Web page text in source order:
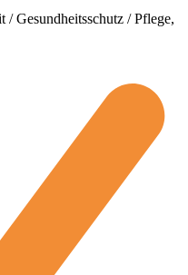
/ Gesundheitsschutz / Pflege,